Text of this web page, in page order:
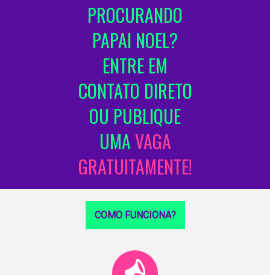
PROCURANDO
PAPAI NOEL?
ENTRE EM
CONTATO DIRETO
OU PUBLIQUE
UMAVAGA
GRATUITAMENTE!
COMO FUNCIONA?